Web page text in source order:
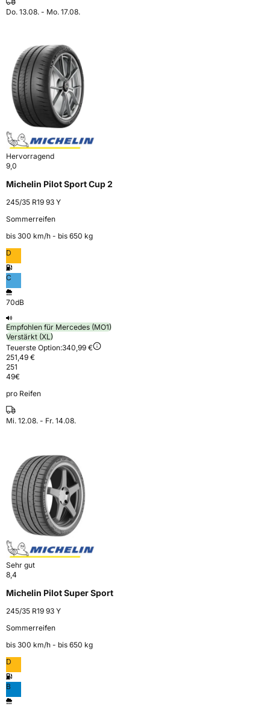
Do. 13.08. - Mo. 17.08.
Hervorragend
9,0
Michelin Pilot Sport Cup 2
245/35 R19 93 Y
Sommerreifen
bis 300 km⁠/⁠h - bis 650 kg
D
C
70dB
Empfohlen für Mercedes (MO1)
Verstärkt (XL)
Teuerste Option:340,99 €
251,49 €
251
49€
pro Reifen
Mi. 12.08. - Fr. 14.08.
Sehr gut
8,4
Michelin Pilot Super Sport
245/35 R19 93 Y
Sommerreifen
bis 300 km⁠/⁠h - bis 650 kg
D
B